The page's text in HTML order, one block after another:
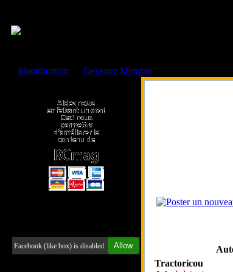
Identification
Devenez Membre
Facebook (like box) is disabled. Allow
Tractoricou